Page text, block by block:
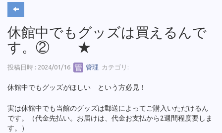
休館中でもグッズは買えるんで
す。② ★
投稿日時 : 2024/01/16 管理 カテゴリ:
休館中でもグッズがほしい という方必見！
実は休館中でも当館のグッズは郵送によってご購入いただけるん
です。（代金先払い。お届けは、代金お支払から2週間程度要しま
す。）